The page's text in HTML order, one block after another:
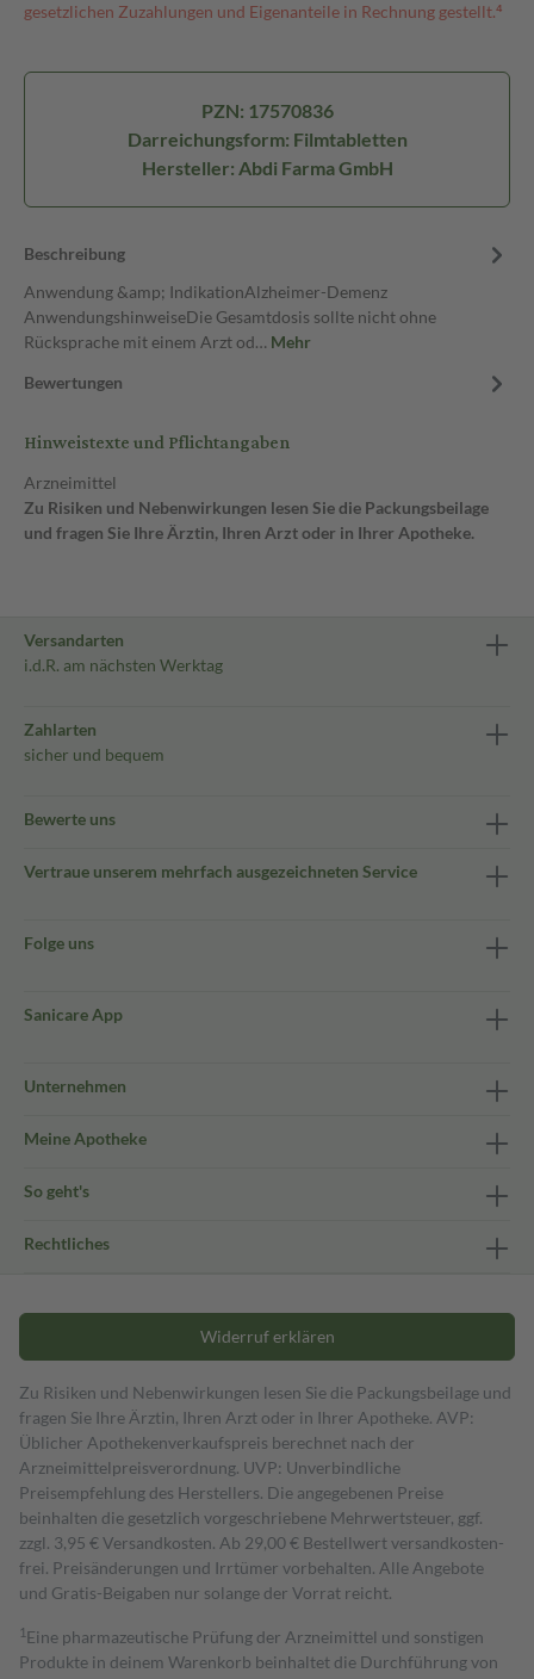
gesetzlichen Zuzahlungen und Eigenanteile in Rechnung gestellt.⁴
PZN: 17570836
Darreichungsform: Filmtabletten
Hersteller: Abdi Farma GmbH
Beschreibung
Anwendung &amp; IndikationAlzheimer-Demenz
AnwendungshinweiseDie Gesamtdosis sollte nicht ohne
Rücksprache mit einem Arzt od… Mehr
Bewertungen
Hinweistexte und Pflichtangaben
Arzneimittel
Zu Risiken und Nebenwirkungen lesen Sie die Packungsbeilage
und fragen Sie Ihre Ärztin, Ihren Arzt oder in Ihrer Apotheke.
Versandarten
i.d.R. am nächsten Werktag
Zahlarten
sicher und bequem
Bewerte uns
Vertraue unserem mehrfach ausgezeichneten Service
Folge uns
Sanicare App
Unternehmen
Meine Apotheke
So geht's
Rechtliches
Widerruf erklären
Zu Risiken und Nebenwirkungen lesen Sie die Packungsbeilage und
fragen Sie Ihre Ärztin, Ihren Arzt oder in Ihrer Apotheke. AVP:
Üblicher Apothekenverkaufspreis berechnet nach der
Arzneimittelpreisverordnung. UVP: Unverbindliche
Preisempfehlung des Herstellers. Die angegebenen Preise
beinhalten die gesetzlich vorgeschriebene Mehrwertsteuer, ggf.
zzgl. 3,95 € Versandkosten. Ab 29,00 € Bestell­wert versand­kosten­
frei. Preisänderungen und Irrtümer vorbehalten. Alle Angebote
und Gratis-Beigaben nur solange der Vorrat reicht.
1 Eine pharmazeutische Prüfung der Arzneimittel und sonstigen
Produkte in deinem Warenkorb beinhaltet die Durchführung von